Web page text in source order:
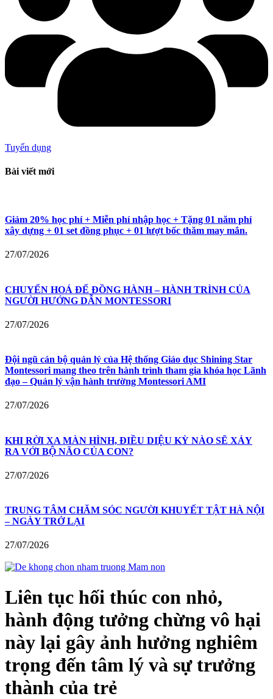
Tuyển dụng
Bài viết mới
Giảm 20% học phí + Miễn phí nhập học + Tặng 01 năm phí
xây dựng + 01 set đồng phục + 01 lượt bốc thăm may mắn.
27/07/2026
CHUYỂN HOÁ ĐỂ ĐỒNG HÀNH – HÀNH TRÌNH CỦA
NGƯỜI HƯỚNG DẪN MONTESSORI
27/07/2026
Đội ngũ cán bộ quản lý của Hệ thống Giáo dục Shining Star
Montessori mang theo trên hành trình tham gia khóa học Lãnh
đạo – Quản lý vận hành trường Montessori AMI
27/07/2026
KHI RỜI XA MÀN HÌNH, ĐIỀU DIỆU KỲ NÀO SẼ XẢY
RA VỚI BỘ NÃO CỦA CON?
27/07/2026
TRUNG TÂM CHĂM SÓC NGƯỜI KHUYẾT TẬT HÀ NỘI
– NGÀY TRỞ LẠI
27/07/2026
Liên tục hối thúc con nhỏ,
hành động tưởng chừng vô hại
này lại gây ảnh hưởng nghiêm
trọng đến tâm lý và sự trưởng
thành của trẻ